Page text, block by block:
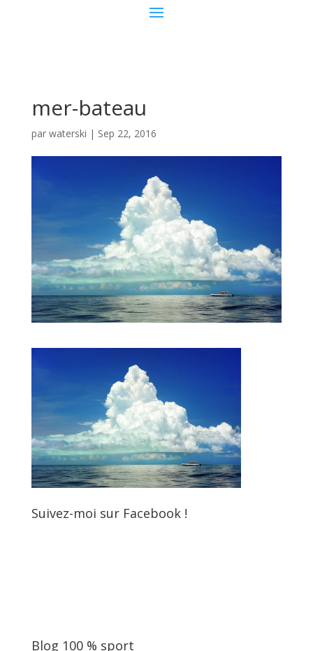
mer-bateau
par waterski | Sep 22, 2016
Suivez-moi sur Facebook !
Blog 100 % sport